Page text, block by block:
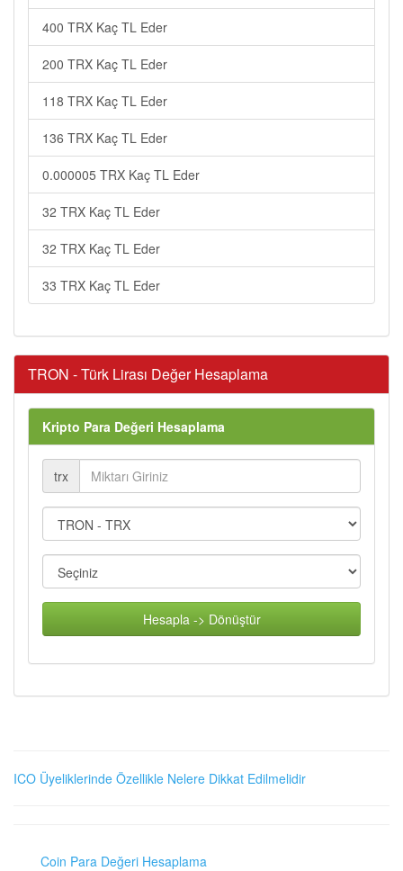
400 TRX Kaç TL Eder
200 TRX Kaç TL Eder
118 TRX Kaç TL Eder
136 TRX Kaç TL Eder
0.000005 TRX Kaç TL Eder
32 TRX Kaç TL Eder
32 TRX Kaç TL Eder
33 TRX Kaç TL Eder
TRON - Türk Lirası Değer Hesaplama
Kripto Para Değeri Hesaplama
trx
Hesapla -> Dönüştür
ICO Üyeliklerinde Özellikle Nelere Dikkat Edilmelidir
Coin Para Değeri Hesaplama